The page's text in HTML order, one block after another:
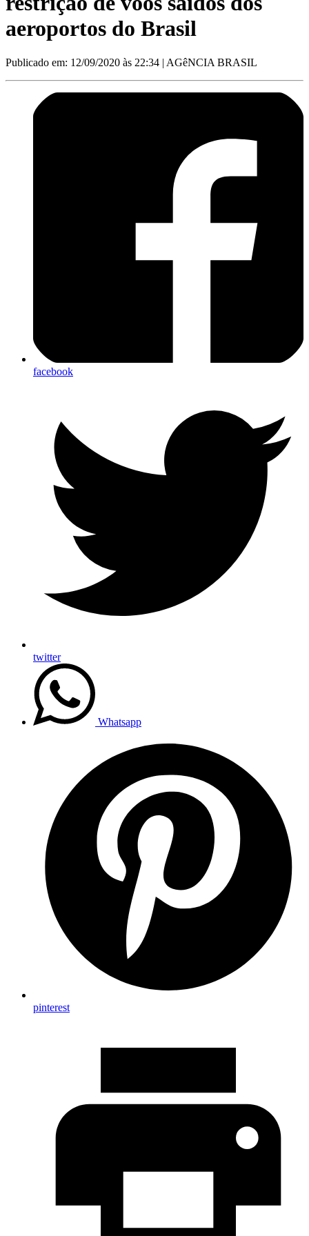
aeroportos do Brasil
Publicado em: 12/09/2020 às 22:34 | AGêNCIA BRASIL
facebook
twitter
Whatsapp
pinterest